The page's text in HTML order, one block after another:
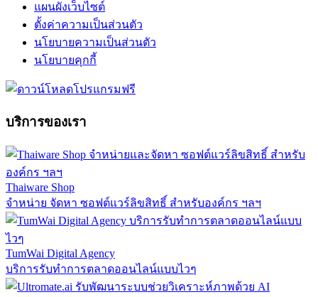
แผนผังเว็บไซต์
ตั้งค่าความเป็นส่วนตัว
นโยบายความเป็นส่วนตัว
นโยบายคุกกี้
บริการของเรา
Thaiware Shop
จำหน่าย จัดหา ซอฟต์แวร์ลิขสิทธิ์ สำหรับองค์กร ฯลฯ
TumWai Digital Agency
บริการรับทำการตลาดออนไลน์แบบไวๆ